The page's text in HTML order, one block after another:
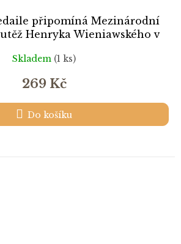
připomíná Mezinárodní
Henryka Wieniawského v
Skladem (1 ks)
269 Kč
Do košíku